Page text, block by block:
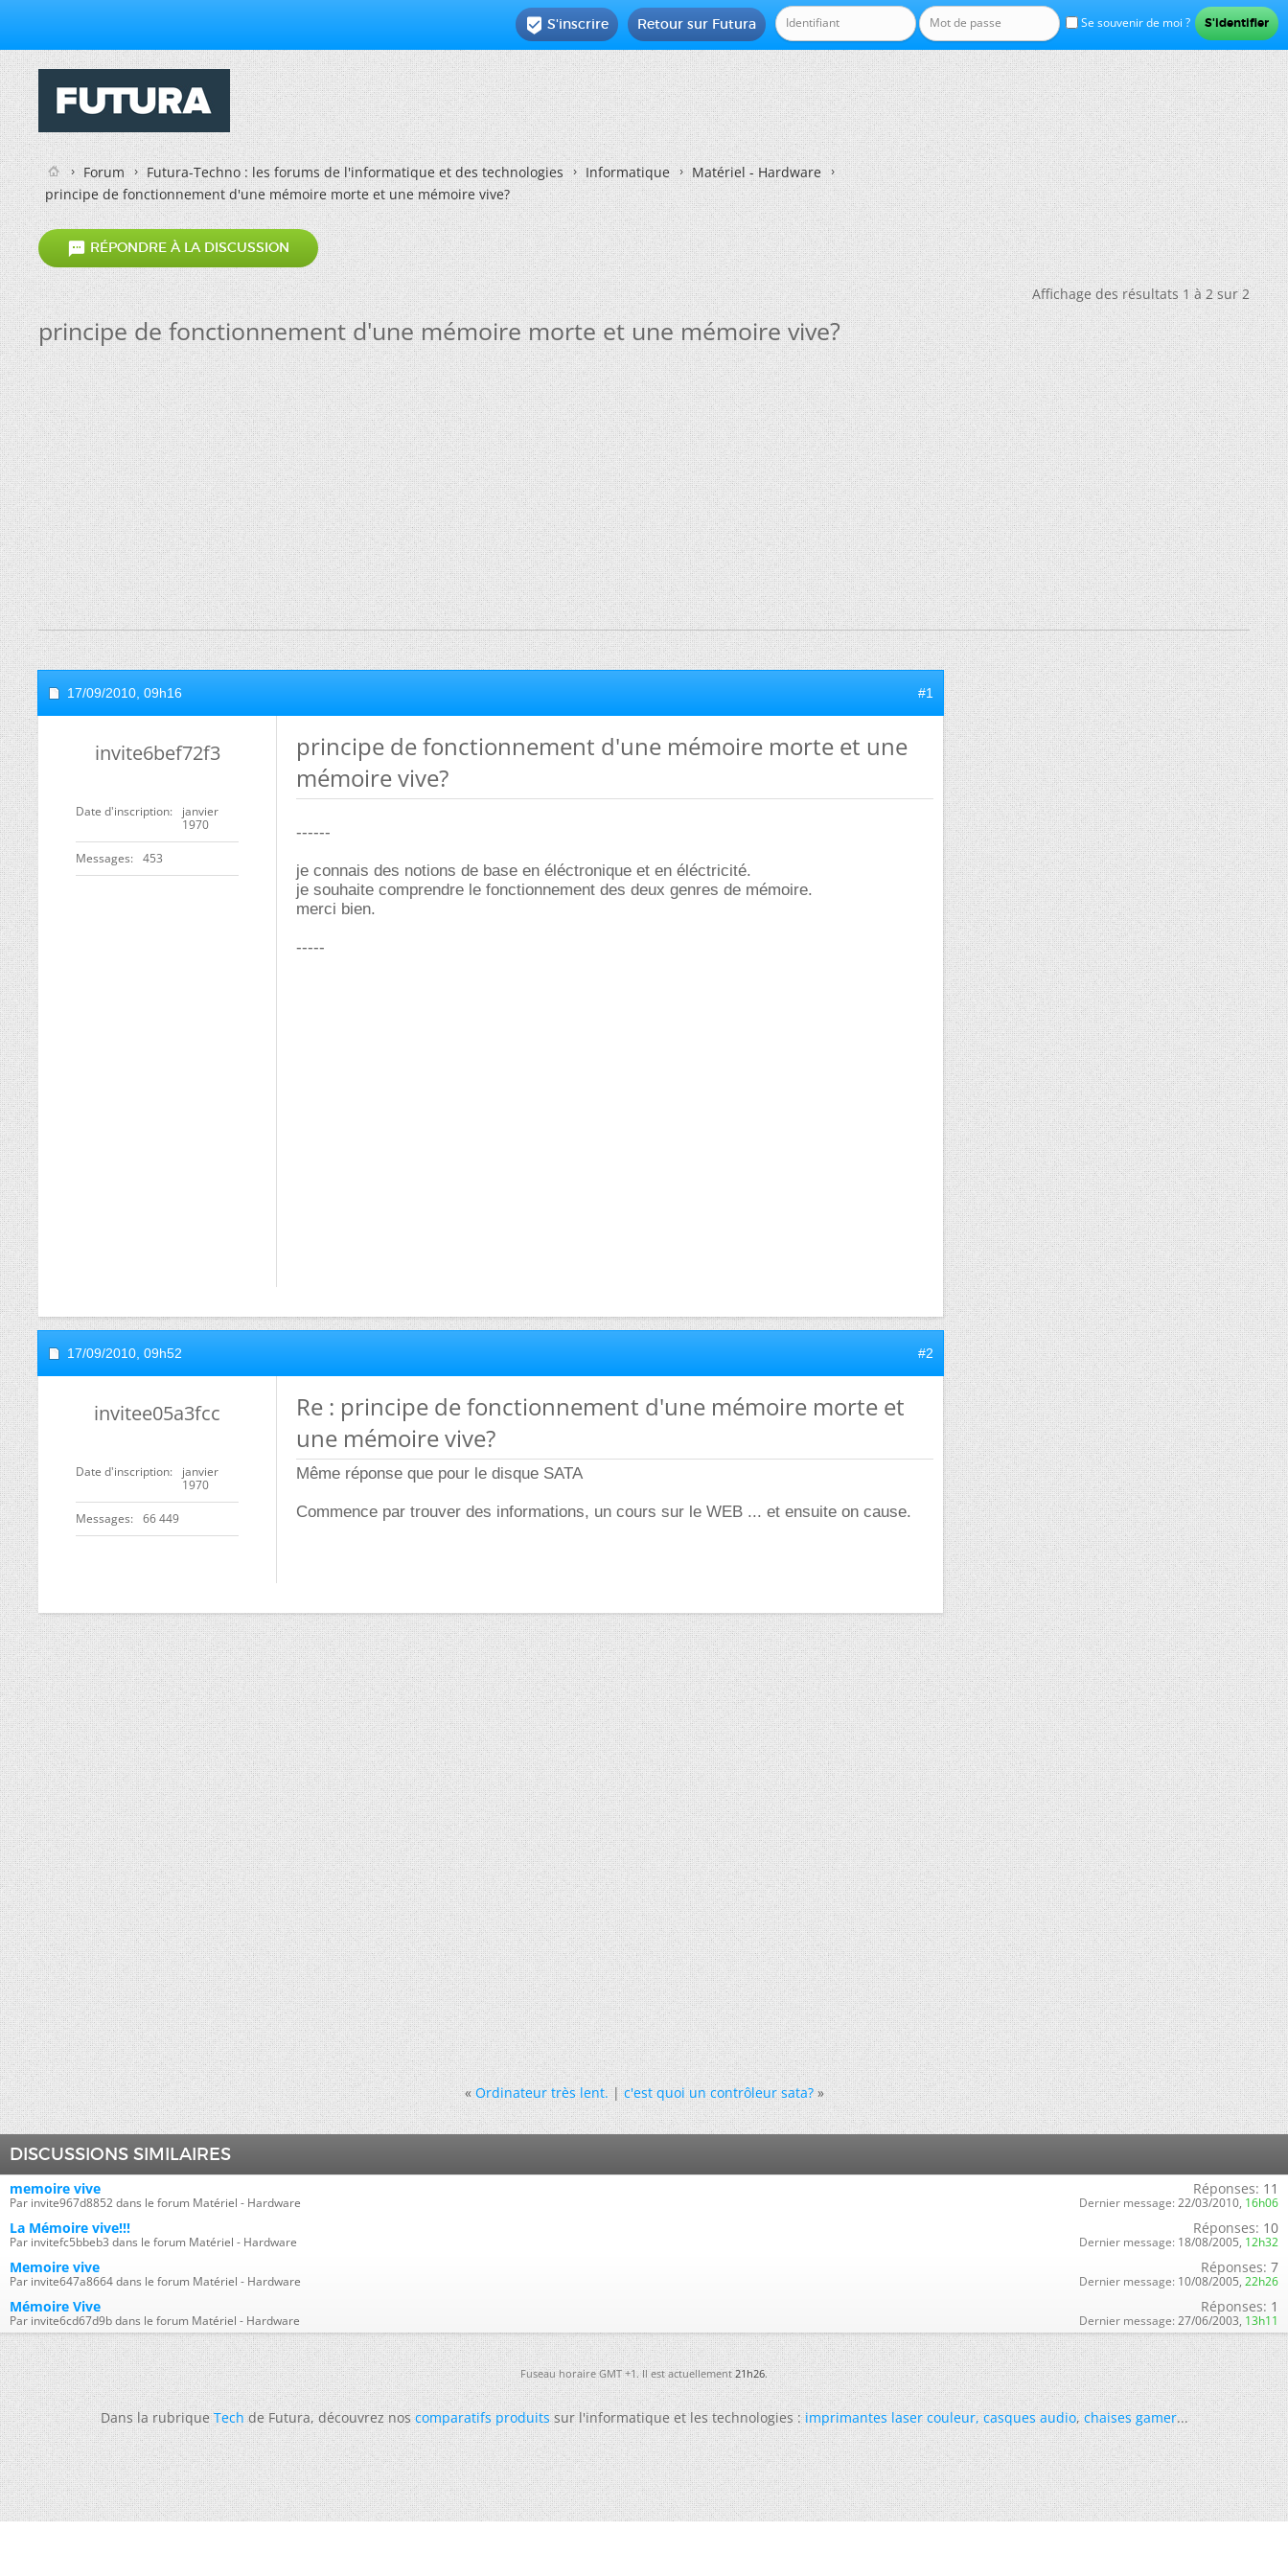
Se souvenir de moi ?
Retour sur Futura
 S'inscrire
Forum Futura-Techno : les forums de l'informatique et des technologies Informatique
Matériel - Hardware
principe de fonctionnement d'une mémoire morte et une mémoire vive?
 RÉPONDRE À LA DISCUSSION
Affichage des résultats 1 à 2 sur 2
principe de fonctionnement d'une mémoire morte et une mémoire vive?
17/09/2010, 09h16 #1
invite6bef72f3
Date d'inscription
janvier
1970
Messages 453
principe de fonctionnement d'une mémoire morte et une
mémoire vive?
------
je connais des notions de base en éléctronique et en éléctricité.
je souhaite comprendre le fonctionnement des deux genres de mémoire.
merci bien.
-----
17/09/2010, 09h52 #2
invitee05a3fcc
Date d'inscription
janvier
1970
Messages 66 449
Re : principe de fonctionnement d'une mémoire morte et
une mémoire vive?
Même réponse que pour le disque SATA
Commence par trouver des informations, un cours sur le WEB ... et ensuite on cause.
« Ordinateur très lent.|c'est quoi un contrôleur sata? »
DISCUSSIONS SIMILAIRES
memoire vive
Par invite967d8852 dans le forum Matériel - Hardware
Réponses: 11
Dernier message: 22/03/2010, 16h06
La Mémoire vive!!!
Par invitefc5bbeb3 dans le forum Matériel - Hardware
Réponses: 10
Dernier message: 18/08/2005, 12h32
Memoire vive
Par invite647a8664 dans le forum Matériel - Hardware
Réponses: 7
Dernier message: 10/08/2005, 22h26
Mémoire Vive
Par invite6cd67d9b dans le forum Matériel - Hardware
Réponses: 1
Dernier message: 27/06/2003, 13h11
Fuseau horaire GMT +1. Il est actuellement21h26.
Dans la rubriqueTechde Futura, découvrez noscomparatifs produitssur l'informatique et les technologies :imprimantes laser couleur,casques audio,chaises gamer...